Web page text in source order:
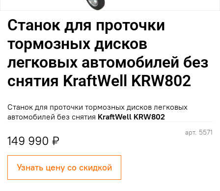
арт. 5571
Станок для проточки
тормозных дисков
легковых автомобилей без
снятия KraftWell KRW802
149 990 ₽
Узнать цену со скидкой
Станок для проточки тормозных дисков легковых
автомобилей без снятия KraftWell KRW802